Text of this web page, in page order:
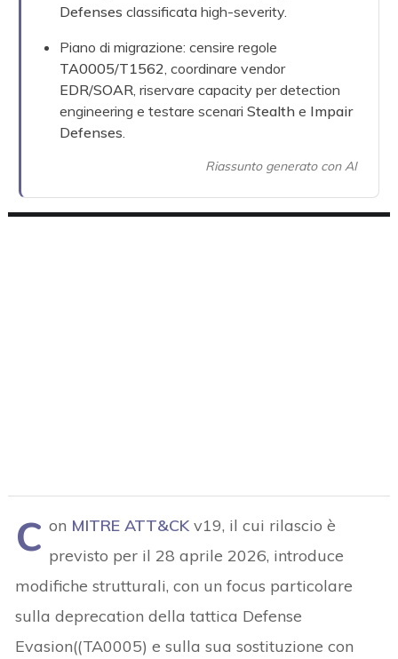
Defenses classificata high-severity.
Piano di migrazione: censire regole
TA0005/T1562 , coordinare vendor
EDR/SOAR , riservare capacity per detection
engineering e testare scenariStealth e Impair
Defenses
Riassunto generato con AI
c on MITRE ATT&CK v19, il cui rilascio è
previsto per il 28 aprile 2026, introduce
modifiche strutturali, con un focus particolare
sulla deprecation della tattica Defense
Evasion((TA0005) e sulla sua sostituzione con